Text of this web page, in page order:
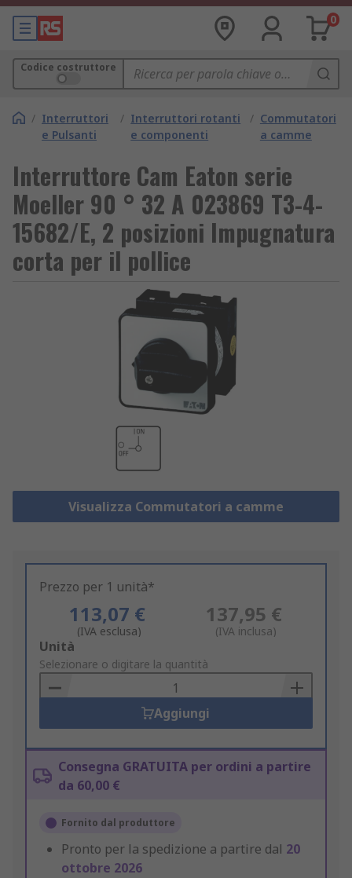
0
Codice costruttore
/ Interruttori
e Pulsanti
/ Interruttori rotanti
e componenti
/ Commutatori
a camme
Interruttore Cam Eaton serie
Moeller 90 ° 32 A 023869 T3-4-
15682/E, 2 posizioni Impugnatura
corta per il pollice
Visualizza Commutatori a camme
Prezzo per 1 unità*
113,07 €
(IVA esclusa)
137,95 €
(IVA inclusa)
Add
to
Basket
Unità
Selezionare o digitare la quantità
Aggiungi
Consegna GRATUITA per ordini a partire
da 60,00 €
Fornito dal produttore
Pronto per la spedizione a partire dal 20
ottobre 2026